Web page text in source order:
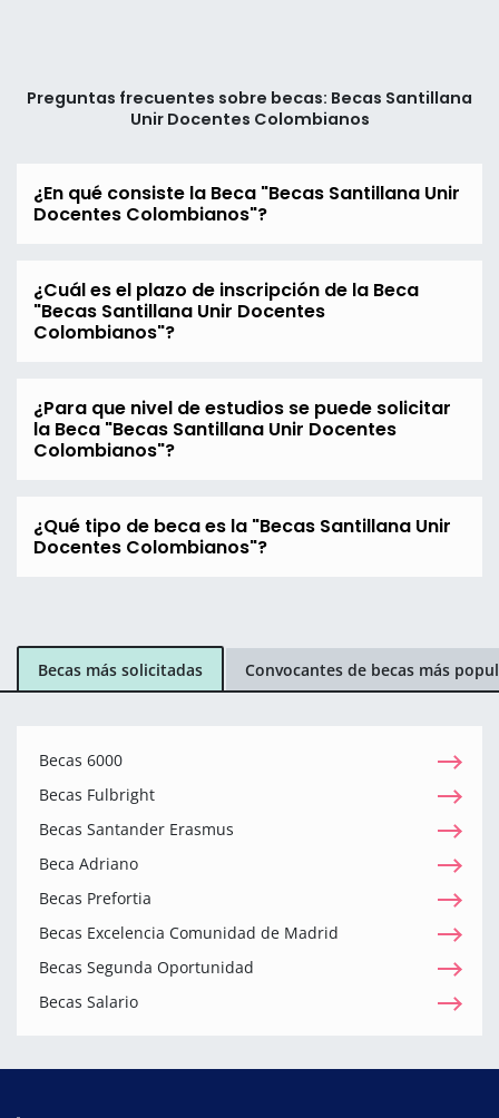
Preguntas frecuentes sobre becas: Becas Santillana
Unir Docentes Colombianos
¿En qué consiste la Beca "Becas Santillana Unir
Docentes Colombianos"?
¿Cuál es el plazo de inscripción de la Beca
"Becas Santillana Unir Docentes
Colombianos"?
¿Para que nivel de estudios se puede solicitar
la Beca "Becas Santillana Unir Docentes
Colombianos"?
¿Qué tipo de beca es la "Becas Santillana Unir
Docentes Colombianos"?
Becas más solicitadas Convocantes de becas más
Becas 6000
Becas Fulbright
Becas Santander Erasmus
Beca Adriano
Becas Prefortia
Becas Excelencia Comunidad de Madrid
Becas Segunda Oportunidad
Becas Salario